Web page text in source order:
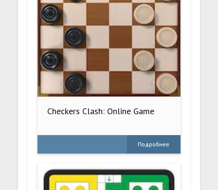
Checkers Clash: Online Game
Подробнее